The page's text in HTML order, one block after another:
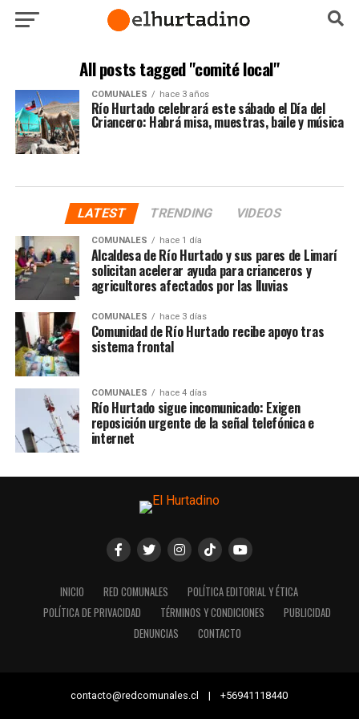
All posts tagged "comité local"
COMUNALES hace 3 años
Río Hurtado celebrará este sábado el Día del
Criancero: Habrá misa, muestras, baile y música
LATEST TRENDING VIDEOS
COMUNALES hace 1 día
Alcaldesa de Río Hurtado y sus pares de Limarí
solicitan acelerar ayuda para crianceros y
agricultores afectados por las lluvias
COMUNALES hace 3 días
Comunidad de Río Hurtado recibe apoyo tras
sistema frontal
COMUNALES hace 4 días
Río Hurtado sigue incomunicado: Exigen
reposición urgente de la señal telefónica e
internet
INICIO RED COMUNALES
POLÍTICA EDITORIAL Y ÉTICA
POLÍTICA DE PRIVACIDAD
TÉRMINOS Y CONDICIONES
PUBLICIDAD
DENUNCIAS
CONTACTO
contacto@redcomunales.cl | +56941118440